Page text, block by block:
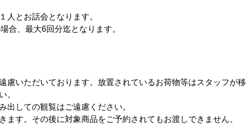
人とお話会となります。
合、最大6回分迄となります。
慮いただいております。放置されているお荷物等はスタッフが移
。
出しての観覧はご遠慮ください。
ます。その後に対象商品をご予約されてもお渡しできません。